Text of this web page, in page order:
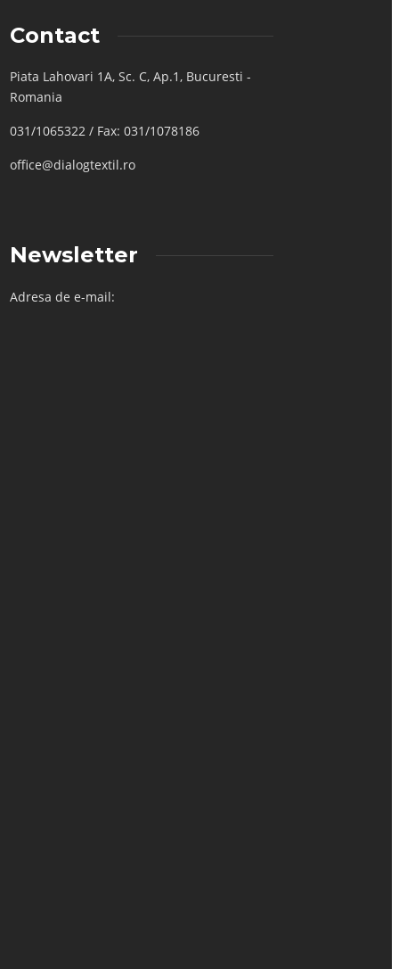
Contact
Piata Lahovari 1A, Sc. C, Ap.1, Bucuresti -
Romania
031/1065322 / Fax: 031/1078186
office@dialogtextil.ro
Newsletter
Adresa de e-mail: